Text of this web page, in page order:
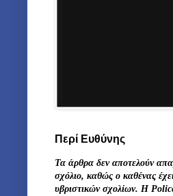
Περί Ευθύνης
Τα άρθρα δεν αποτελούν
σχόλιο, καθώς ο καθένας
υβριστικών σχολίων. Η